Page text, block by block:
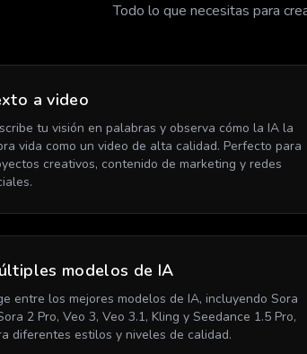
Todo lo que necesitas para
a video
tu visión en palabras y observa cómo la IA la
vida como un video de alta calidad. Perfecto para
creativos, contenido de marketing y redes
modelos de IA
entre los mejores modelos de IA, incluyendo Sora
2 Pro, Veo 3, Veo 3.1, Kling y Seedance 1.5 Pro,
diferentes estilos y niveles de calidad.